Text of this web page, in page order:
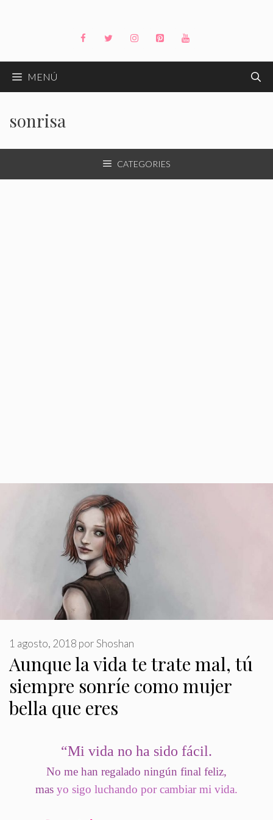
MENÚ
sonrisa
CATEGORIES
Aunque la vida te trate mal, tú
siempre sonríe como mujer
bella que eres
1 agosto, 2018 porShoshan
“Mi vida no ha sido fácil.
No me han regalado ningún final feliz,
mas yo sigo luchando por cambiar mi vida.